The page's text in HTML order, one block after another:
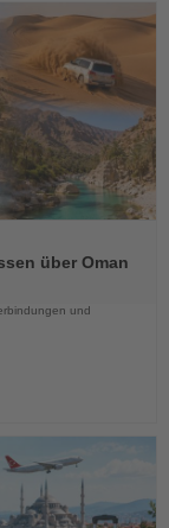
über Oman
und